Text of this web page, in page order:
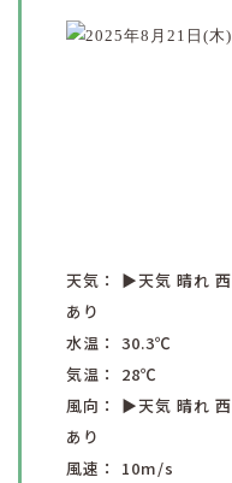
天気： ▶︎天気晴れ西
あり
水温：30.3℃
気温： 28℃
風向： ▶︎天気晴れ西
あり
風速： 10m/s